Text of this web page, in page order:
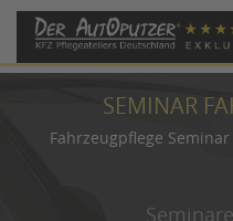
SEMINAR
Fahrzeugpflege